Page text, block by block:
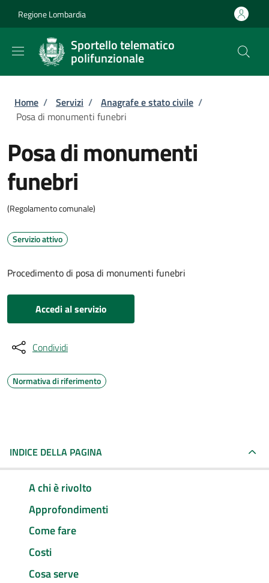
Regione Lombardia
Sportello telematico
polifunzionale
Briciole di pane
Home / Servizi / Anagrafe e stato civile /
Posa di monumenti funebri
Posa di monumenti
funebri
(Regolamento comunale)
Servizio attivo
Procedimento di posa di monumenti funebri
Accedi al servizio
Condividi
Normativa di riferimento
INDICE DELLA PAGINA
A chi è rivolto
Approfondimenti
Come fare
Costi
Cosa serve